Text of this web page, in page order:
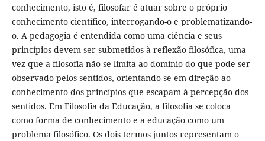
conhecimento, isto é, filosofar é atuar sobre o próprio
conhecimento científico, interrogando-o e problematizando-
o. A pedagogia é entendida como uma ciência e seus
princípios devem ser submetidos à reflexão filosófica, uma
vez que a filosofia não se limita ao domínio do que pode ser
observado pelos sentidos, orientando-se em direção ao
conhecimento dos princípios que escapam à percepção dos
sentidos. Em Filosofia da Educação, a filosofia se coloca
como forma de conhecimento e a educação como um
problema filosófico. Os dois termos juntos representam o